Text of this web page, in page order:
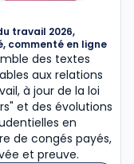
travail 2026,
commenté en ligne
des textes
aux relations
à jour de la loi
et des évolutions
en
de congés payés,
et preuve.